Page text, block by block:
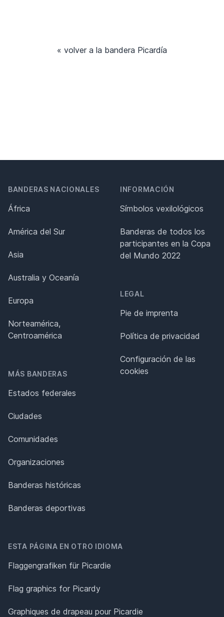
« volver a la bandera Picardía
BANDERAS NACIONALES
África
América del Sur
Asia
Australia y Oceanía
Europa
Norteamérica,
Centroamérica
MÁS BANDERAS
Estados federales
Ciudades
Comunidades
Organizaciones
Banderas históricas
Banderas deportivas
INFORMACIÓN
Símbolos vexilológicos
Banderas de todos los
participantes en la Copa
del Mundo 2022
LEGAL
Pie de imprenta
Política de privacidad
Configuración de las
cookies
ESTA PÁGINA EN OTRO IDIOMA
Flaggengrafiken für Picardie
Flag graphics for Picardy
Graphiques de drapeau pour Picardie